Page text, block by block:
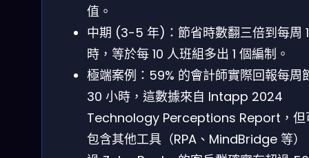
值。
中期 (3-5 年)：節省時數翻三倍到每周
時，等於每 10 人班組多出 1 個編制。
極端案例：59% 的會計師實際回報每周
30 小時，這數據來自 Intapp 2024
Technology Perceptions Report，但
包含其他工具（RPA、MindBridge 等）